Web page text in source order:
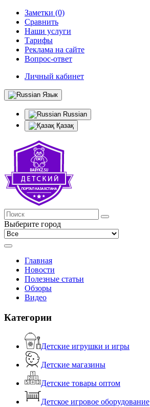
Заметки (0)
Сравнить
Наши услуги
Тарифы
Реклама на сайте
Вопрос-ответ
Личный кабинет
Язык
Russian
Қазақ
Выберите город
Главная
Новости
Полезные статьи
Обзоры
Видео
Категории
Детские игрушки и игры
Детские магазины
Детские товары оптом
Детское игровое оборудование